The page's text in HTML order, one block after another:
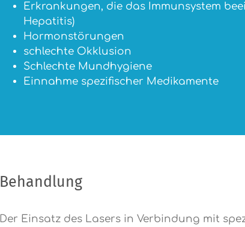
Erkrankungen, die das Immunsystem
Hepatitis)
Hormonstörungen
schlechte Okklusion
Schlechte Mundhygiene
Einnahme spezifischer Medikamente
Behandlung
Der Einsatz des Lasers in Verbindung mit